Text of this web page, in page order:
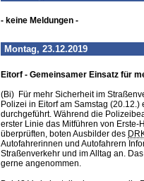
- keine Meldungen -
Montag, 23.12.2019
Eitorf - Gemeinsamer Einsatz für
(Bi) Für mehr Sicherheit im
Polizei in Eitorf am Samstag
durchgeführt. Während die
erster Linie das Mitführen von Erste-
überprüften, boten Ausbilder des
Autofahrerinnen und Autofahrern
Straßenverkehr und im Alltag an.
gerne angenommen.